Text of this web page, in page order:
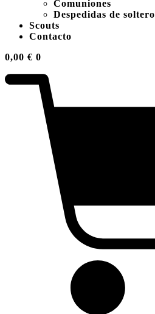
Comuniones
Despedidas de soltero
Scouts
Contacto
0,00 € 0